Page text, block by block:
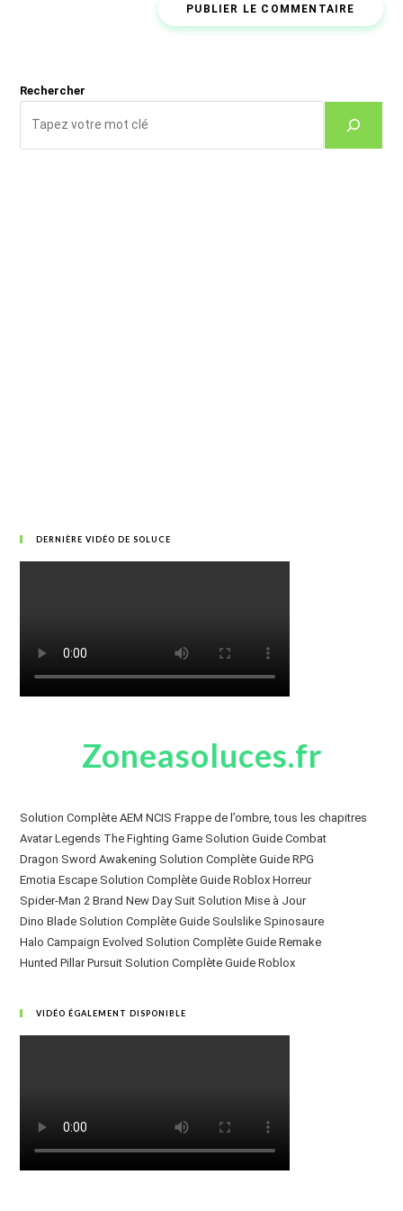
Rechercher
DERNIÈRE VIDÉO DE SOLUCE
Zoneasoluces.fr
Solution Complète AEM NCIS Frappe de l’ombre, tous les chapitres
Avatar Legends The Fighting Game Solution Guide Combat
Dragon Sword Awakening Solution Complète Guide RPG
Emotia Escape Solution Complète Guide Roblox Horreur
Spider-Man 2 Brand New Day Suit Solution Mise à Jour
Dino Blade Solution Complète Guide Soulslike Spinosaure
Halo Campaign Evolved Solution Complète Guide Remake
Hunted Pillar Pursuit Solution Complète Guide Roblox
VIDÉO ÉGALEMENT DISPONIBLE